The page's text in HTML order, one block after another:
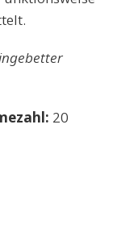
20